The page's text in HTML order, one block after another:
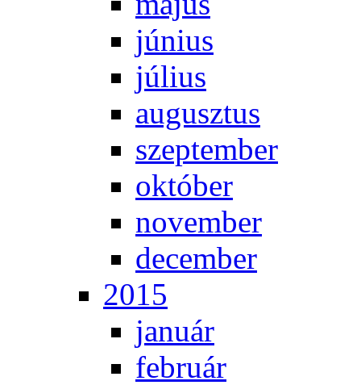
jú­ni­us
jú­li­us
au­gusz­tus
szep­tem­ber
ok­tó­ber
no­vem­ber
de­cem­ber
2015
ja­nu­ár
feb­ru­ár